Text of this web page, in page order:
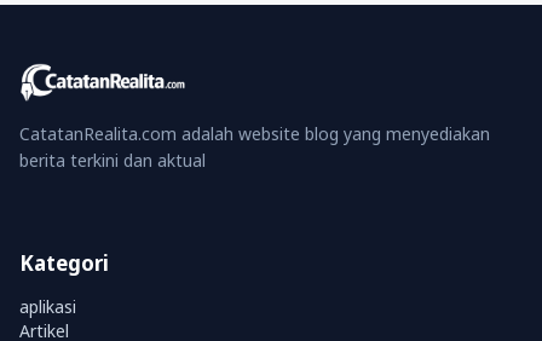
CatatanRealita.com adalah website blog yang menyediakan
berita terkini dan aktual
Kategori
aplikasi
Artikel